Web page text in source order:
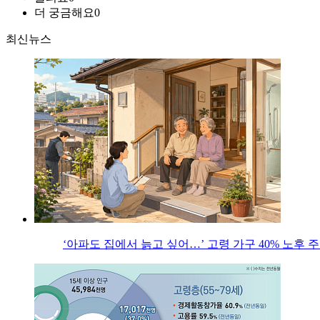
더 궁금해요0
최신뉴스
‘아파도 집에서 늙고 싶어…’ 고령 가구 40% 노후